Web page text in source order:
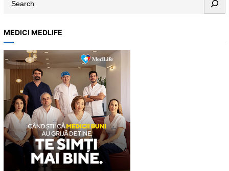
a
r
c
h
MEDICI MEDLIFE